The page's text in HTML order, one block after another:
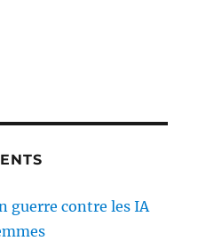
guerre contre les IA